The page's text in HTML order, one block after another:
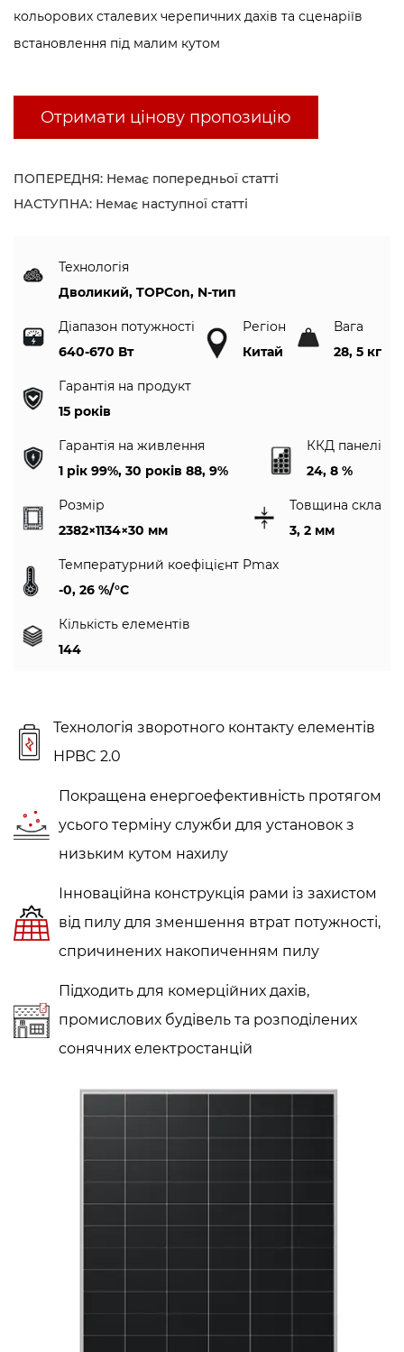
кольорових сталевих черепичних дахів та сценаріїв
встановлення під малим кутом
Отримати цінову пропозицію
ПОПЕРЕДНЯ: Немає попередньої статті
НАСТУПНА: Немає наступної статті
Технологія
Дволикий, TOPCon, N-тип
Діапазон потужності
640-670 Вт
Регіон
Китай
Вага
28, 5 кг
Гарантія на продукт
15 років
Гарантія на живлення
1 рік 99%, 30 років 88, 9%
ККД панелі
24, 8 %
Розмір
2382×1134×30 мм
Товщина скла
3, 2 мм
Температурний коефіцієнт Pmax
-0, 26 %/°C
Кількість елементів
144
Технологія зворотного контакту елементів
HPBC 2.0
Покращена енергоефективність протягом
усього терміну служби для установок з
низьким кутом нахилу
Інноваційна конструкція рами із захистом
від пилу для зменшення втрат потужності,
спричинених накопиченням пилу
Підходить для комерційних дахів,
промислових будівель та розподілених
сонячних електростанцій